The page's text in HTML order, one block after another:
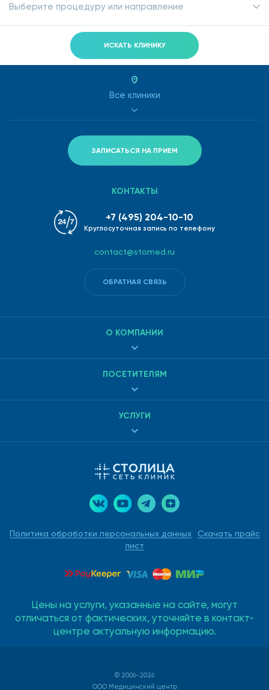
Выберите процедуру или направление
ИСКАТЬ КЛИНИКУ
Все клиники
ЗАПИСАТЬСЯ НА ПРИЕМ
Политика обработки персональных данных
Скачать прайс
лист
О КОМПАНИИ
ПОСЕТИТЕЛЯМ
УСЛУГИ
КОНТАКТЫ
+7 (495) 204-10-10
Круглосуточная запись по телефону
contact@stomed.ru
ОБРАТНАЯ СВЯЗЬ
Цены на услуги, указанные на сайте, могут
отличаться от фактических, уточняйте в контакт-
центре актуальную информацию.
© 2006-2026
ООО Медицинский центр